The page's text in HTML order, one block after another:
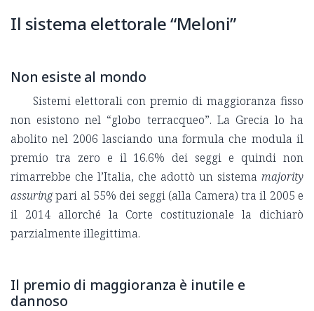
Il sistema elettorale “Meloni”
Non esiste al mondo
Sistemi elettorali con premio di maggioranza fisso
non esistono nel “globo terracqueo”. La Grecia lo ha
abolito nel 2006 lasciando una formula che modula il
premio tra zero e il 16.6% dei seggi e quindi non
rimarrebbe che l’Italia, che adottò un sistema majority
assuringpari al 55% dei seggi (alla Camera) tra il 2005 e
il 2014 allorché la Corte costituzionale la dichiarò
parzialmente illegittima.
Il premio di maggioranza è inutile e
dannoso